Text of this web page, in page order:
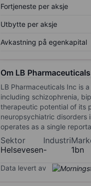
Fortjeneste per aksje
Utbytte per aksje
Avkastning på egenkapital
Om LB
LB Pharmaceuticals Inc is
including schizophrenia,
therapeutic potential of its
neuropsychiatric disorders
operates as a single
Sektor
Helsevesen
Industri
-
1bn
Data levert av